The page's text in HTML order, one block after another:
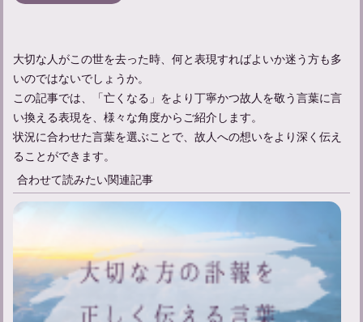
大切な人がこの世を去った時、何と表現すればよいか迷う方も多
いのではないでしょうか。
この記事では、「亡くなる」をより丁寧かつ故人を敬う言葉に言
い換える表現を、様々な角度からご紹介します。
状況に合わせた言葉を選ぶことで、故人への想いをより深く伝え
ることができます。
合わせて読みたい関連記事